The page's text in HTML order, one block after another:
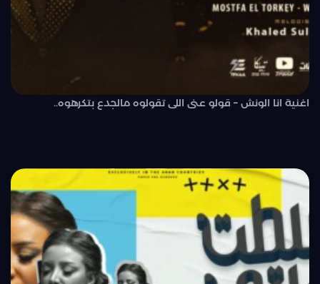
اغنية انا الونش – قولو عنى اللى تقولوه مالجدع بتكرهوه..